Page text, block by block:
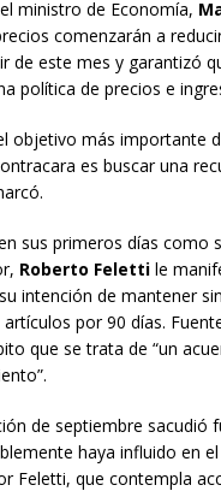
ministro de Economía,
comenzarán a
de este mes y garantizó
política de precios e
objetivo más importante
es buscar una
sus primeros días como
Roberto Feletti le
intención de mantener
por 90 días.
que se trata de “un
de septiembre sacudió
haya influido en
Feletti, que contempla